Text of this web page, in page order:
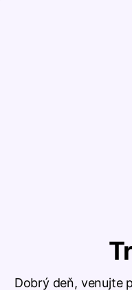
Dobrý deň, venujte